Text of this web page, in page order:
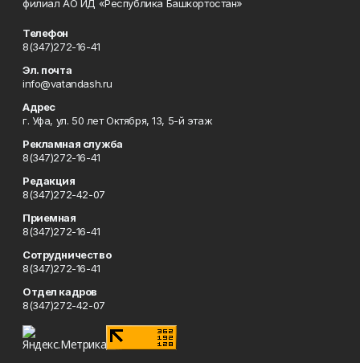
филиал АО ИД «Республика Башкортостан»
Телефон
8(347)272-16-41
Эл. почта
info@vatandash.ru
Адрес
г. Уфа, ул. 50 лет Октября, 13, 5-й этаж
Рекламная служба
8(347)272-16-41
Редакция
8(347)272-42-07
Приемная
8(347)272-16-41
Сотрудничество
8(347)272-16-41
Отдел кадров
8(347)272-42-07